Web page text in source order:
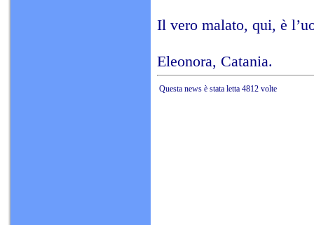
Il vero malato, qui, è
Eleonora, Catania.
Questa news è stata letta 4812 volte